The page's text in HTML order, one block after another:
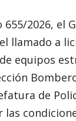
2026, el
llamado a
equipos
de